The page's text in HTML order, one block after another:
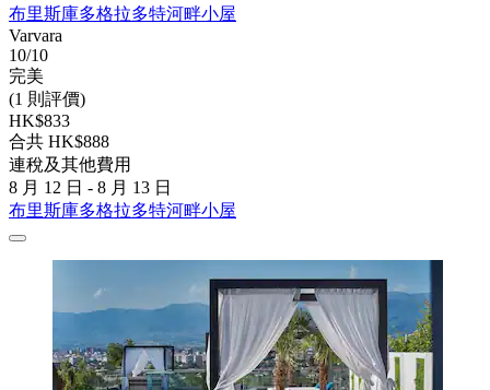
布里斯庫多格拉多特河畔小屋
Varvara
10/10
完美
(1 則評價)
HK$833
合共 HK$888
連稅及其他費用
8 月 12 日 - 8 月 13 日
布里斯庫多格拉多特河畔小屋